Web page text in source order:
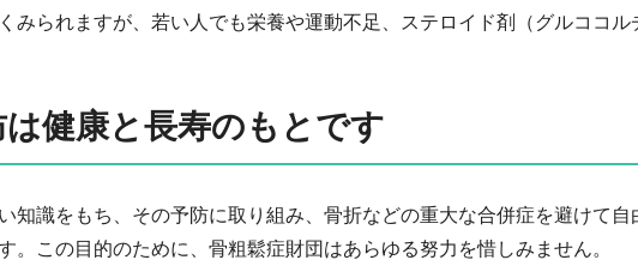
みられますが、若い人でも栄養や運動不足、ステロイド剤（グルココル
健康と長寿のもとです
知識をもち、その予防に取り組み、骨折などの重大な合併症を避けて
。この目的のために、骨粗鬆症財団はあらゆる努力を惜しみません。